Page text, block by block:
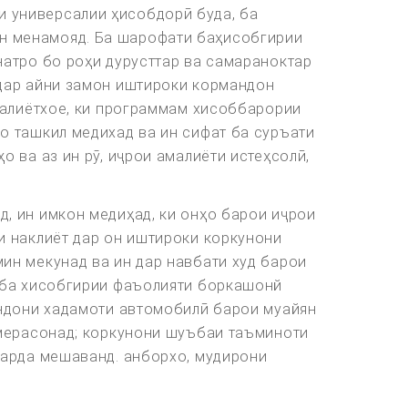
универсалии ҳисобдорӣ буда, ба
менамояд. Ба шарофати баҳисобгирии
бо роҳи дурусттар ва самараноктар
айни замон иштироки кормандон
ки программам хисоббарории
ташкил медихад ва ин сифат ба суръати
ва аз ин рӯ, иҷрои амалиёти истеҳсолӣ,
ин имкон медиҳад, ки онҳо барои иҷрои
дар он иштироки коркунони
мекунад ва ин дар навбати худ барои
хисобгирии фаъолияти боркашонй
хадамоти автомобилӣ барои муайян
коркунони шуъбаи таъминоти
мешаванд. анборхо, мудирони